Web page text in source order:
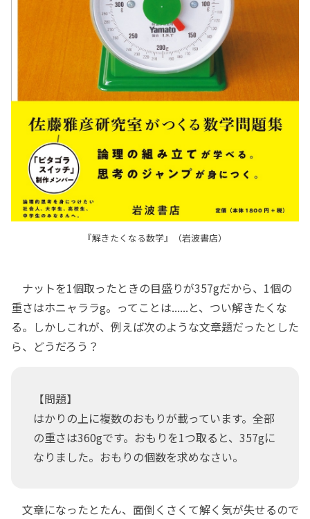
『解きたくなる数学』（岩波書店）
ナットを1個取ったときの目盛りが357gだから、1個の
重さはホニャララg。ってことは......と、つい解きたくな
る。しかしこれが、例えば次のような文章題だったとした
ら、どうだろう？
【問題】
はかりの上に複数のおもりが載っています。全部
の重さは360gです。おもりを1つ取ると、357gに
なりました。おもりの個数を求めなさい。
文章になったとたん、面倒くさくて解く気が失せるので